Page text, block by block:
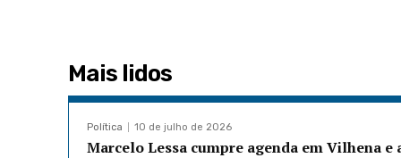
Mais lidos
Política 10 de julho de 2026
Marcelo Lessa cumpre agenda em Vilhena